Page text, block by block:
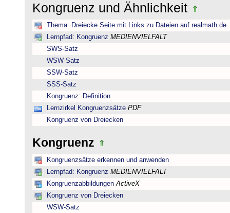
Kongruenz und Ähnlichkeit
Thema: Dreiecke Seite mit Links zu Dateien auf realmath.de
Lernpfad: Kongruenz MEDIENVIELFALT
SWS-Satz
WSW-Satz
SSW-Satz
SSS-Satz
Kongruenz: Definition
Lernzirkel Kongruenzsätze PDF
Kongruenz von Dreiecken
Kongruenz
Kongruenzsätze erkennen und anwenden
Lernpfad: Kongruenz MEDIENVIELFALT
Kongruenzabbildungen ActiveX
Kongruenz von Dreiecken
WSW-Satz